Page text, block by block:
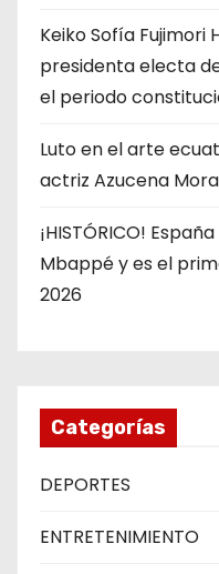
Keiko Sofía Fujimori
presidenta electa
el periodo
Luto en el arte
actriz Azucena
¡HISTÓRICO!
Mbappé y es el
2026
Categorías
DEPORTES
ENTRETENIMIENTO